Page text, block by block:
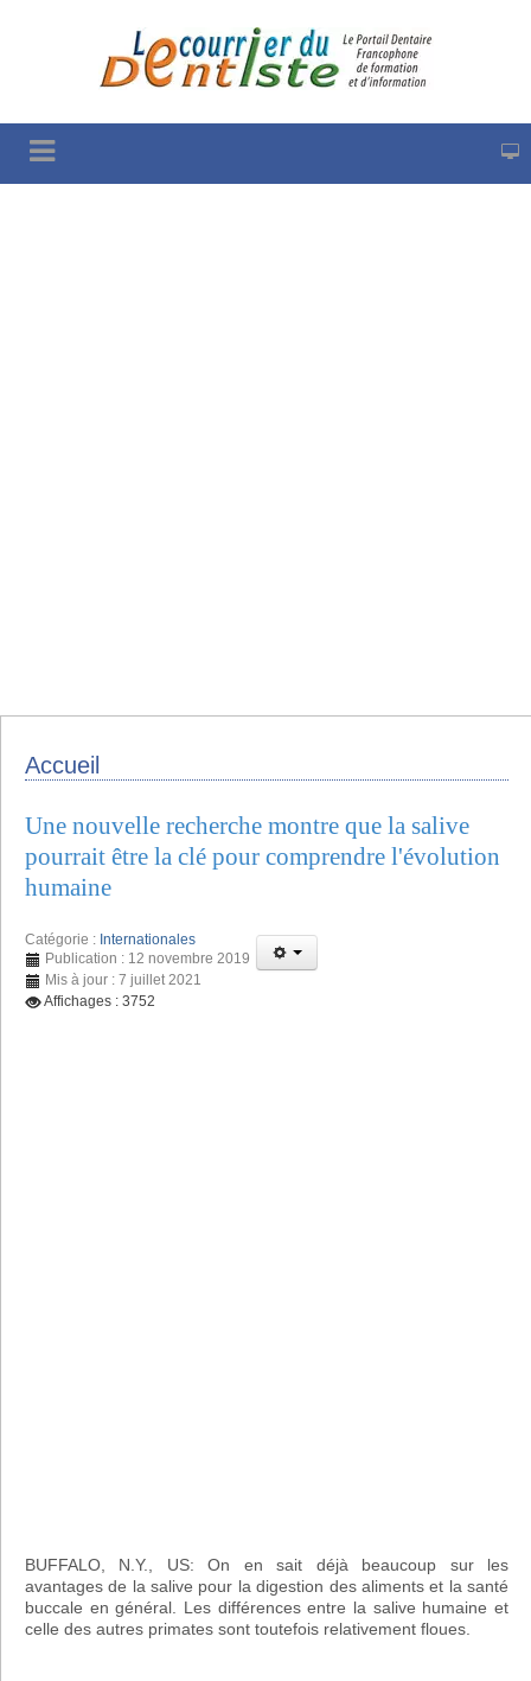
Accueil
Une nouvelle recherche montre que la salive
pourrait être la clé pour comprendre l'évolution
humaine
Catégorie : Internationales
Publication : 12 novembre 2019
Mis à jour : 7 juillet 2021
Affichages : 3752
BUFFALO, N.Y., US: On en sait déjà beaucoup sur les
avantages de la salive pour la digestion des aliments et la santé
buccale en général. Les différences entre la salive humaine et
celle des autres primates sont toutefois relativement floues.